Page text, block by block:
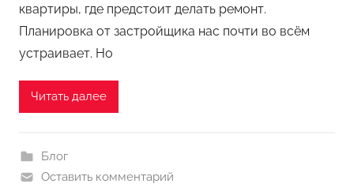
квартиры, где предстоит делать ремонт.
Планировка от застройщика нас почти во всём
устраивает. Но
Читать далее
Блог
Оставить комментарий